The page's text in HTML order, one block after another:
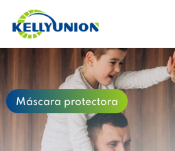
empresa
productos
Máscara protectora